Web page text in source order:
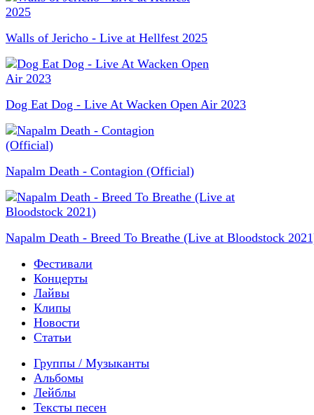
Walls of Jericho - Live at Hellfest 2025
Dog Eat Dog - Live At Wacken Open Air 2023
Napalm Death - Contagion (Official)
Napalm Death - Breed To Breathe (Live at Bloodstock
Фестивали
Концерты
Лайвы
Клипы
Новости
Статьи
Группы / Музыканты
Альбомы
Лейблы
Тексты песен